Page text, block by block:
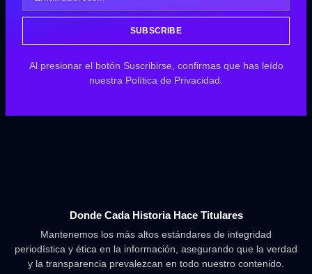
SUBSCRIBE
Al presionar el botón Suscribirse, confirmas que has leído
nuestra Política de Privacidad.
Donde Cada Historia Hace Titulares
Mantenemos los más altos estándares de integridad
periodística y ética en la información, asegurando que la verdad
y la transparencia prevalezcan en todo nuestro contenido.